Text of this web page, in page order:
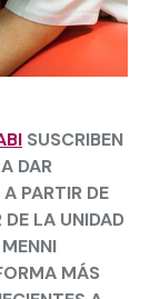
SUSCRIBEN
DAR
PARTIR DE
LA UNIDAD
MÁS